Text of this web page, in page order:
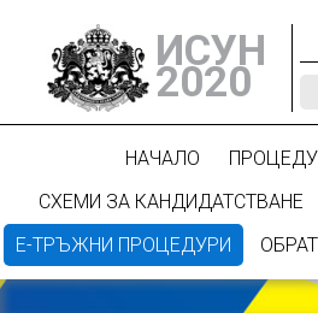
ИСУН
2020
НАЧАЛО
СХЕМИ ЗА КАНДИДАТСТВАНЕ
Е-ТРЪЖНИ ПРОЦЕДУРИ